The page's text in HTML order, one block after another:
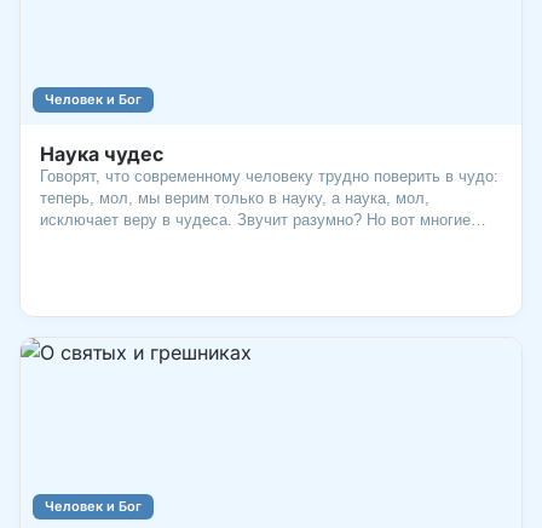
Человек и Бог
Наука чудес
Говорят, что современному человеку трудно поверить в чудо:
теперь, мол, мы верим только в науку, а наука, мол,
исключает веру в чудеса. Звучит разумно? Но вот многие
Человек и Бог